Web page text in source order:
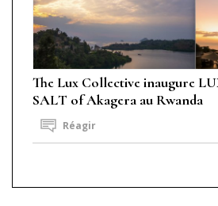
The Lux Collective inaugure
SALT of Akagera au Rwanda
Réagir